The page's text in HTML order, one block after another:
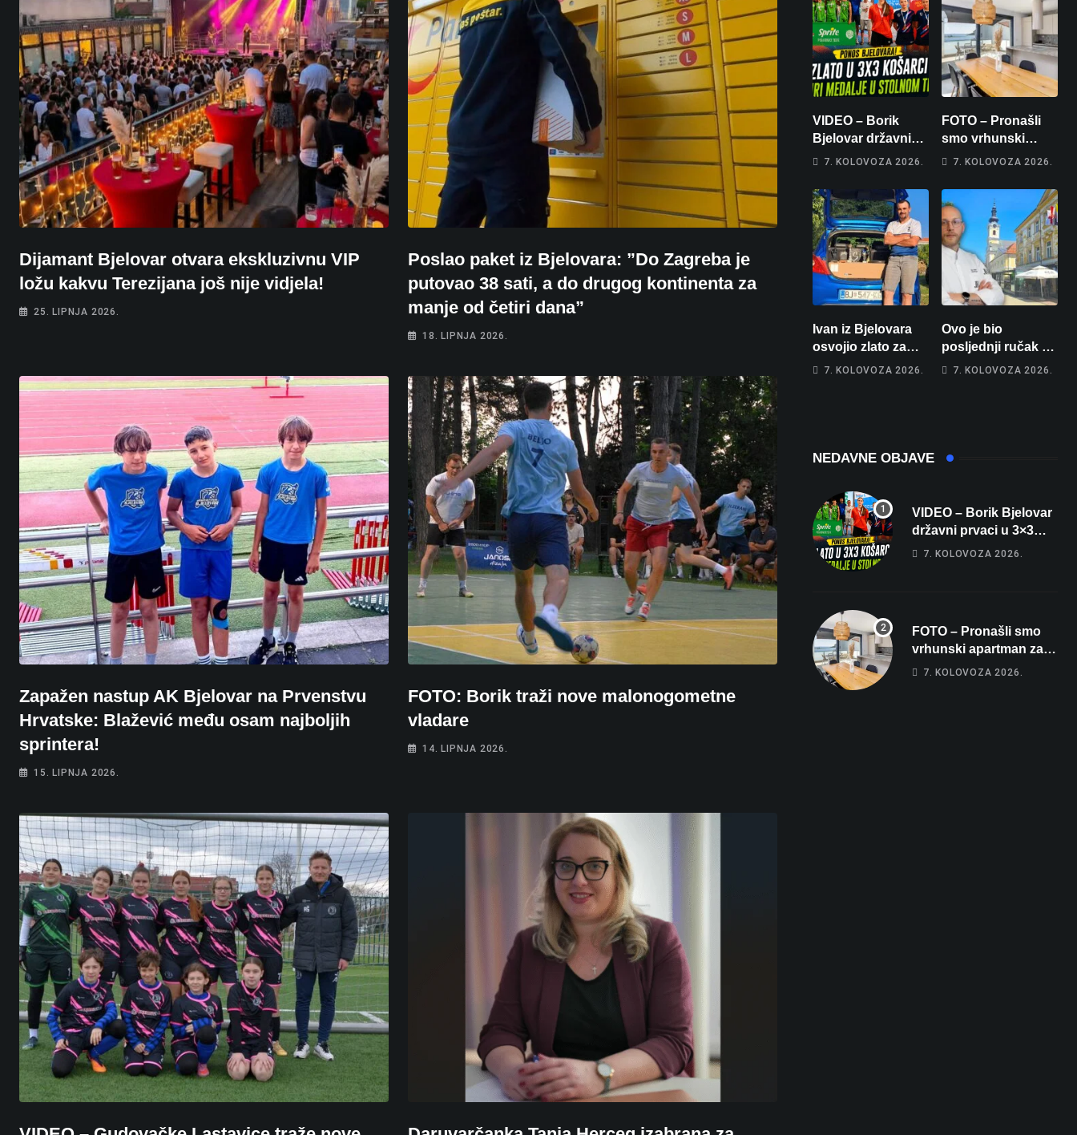
Dijamant Bjelovar otvara ekskluzivnu VIP
ložu kakvu Terezijana još nije vidjela!
25. LIPNJA 2026.
Poslao paket iz Bjelovara: ”Do Zagreba je
putovao 38 sati, a do drugog kontinenta za
manje od četiri dana”
18. LIPNJA 2026.
Zapažen nastup AK Bjelovar na Prvenstvu
Hrvatske: Blažević među osam najboljih
sprintera!
15. LIPNJA 2026.
FOTO: Borik traži nove malonogometne
vladare
14. LIPNJA 2026.
VIDEO – Borik
Bjelovar državni
prvaci u 3×3
Končar je
prvakinja Hrvatske
u stolnom tenisu!
7. KOLOVOZA 2026.
FOTO – Pronašli
smo vrhunski
apartman za
more, tri spavaće
sobe i terasa koja
osvaja
7. KOLOVOZA 2026.
Ivan iz Bjelovara
osvojio zlato za
najglasniji audio
7. KOLOVOZA 2026.
Ovo je bio
posljednji ručak u
Franzu: Poznati
iznenađenje za
7. KOLOVOZA 2026.
NEDAVNE OBJAVE
VIDEO – Borik Bjelovar
državni prvaci u 3×3
košarci, Klara Končar je
7. KOLOVOZA 2026.
FOTO – Pronašli smo
vrhunski apartman za
odmor: Pogled na
7. KOLOVOZA 2026.